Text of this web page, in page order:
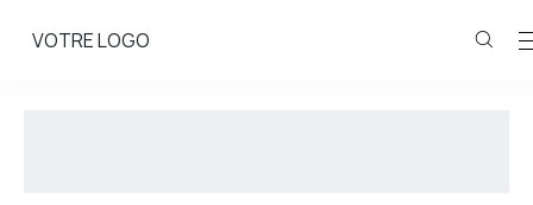
VOTRE LOGO